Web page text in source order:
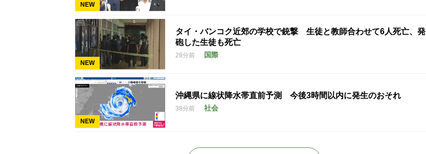
NEW
NEW
タイ・バンコク近郊の学校で銃撃 生徒と教師合わせて6人死亡、発
砲した生徒も死亡
28分前 国際
NEW
沖縄県に線状降水帯直前予測 今後3時間以内に発生のおそれ
38分前 社会